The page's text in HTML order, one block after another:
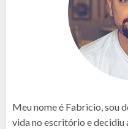
Meu nome é Fabricio, sou
vida no escritório e decidiu